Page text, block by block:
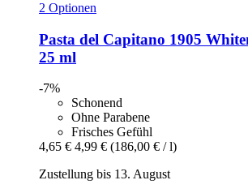
2 Optionen
Pasta del Capitano 1905
25 ml
-7%
Schonend
Ohne Parabene
Frisches Gefühl
4,65 € 4,99 € (186,00 € / l)
Zustellung bis 13. August